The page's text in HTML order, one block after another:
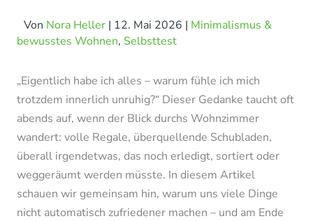
Von Nora Heller | 12. Mai 2026 | Minimalismus &
bewusstes Wohnen, Selbsttest
„Eigentlich habe ich alles – warum fühle ich mich
trotzdem innerlich unruhig?“ Dieser Gedanke taucht oft
abends auf, wenn der Blick durchs Wohnzimmer
wandert: volle Regale, überquellende Schubladen,
überall irgendetwas, das noch erledigt, sortiert oder
weggeräumt werden müsste. In diesem Artikel
schauen wir gemeinsam hin, warum uns viele Dinge
nicht automatisch zufriedener machen – und am Ende